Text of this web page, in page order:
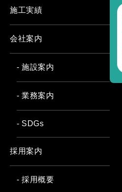
施工実績
会社案内
- 施設案内
- 業務案内
- SDGs
採用案内
- 採用概要